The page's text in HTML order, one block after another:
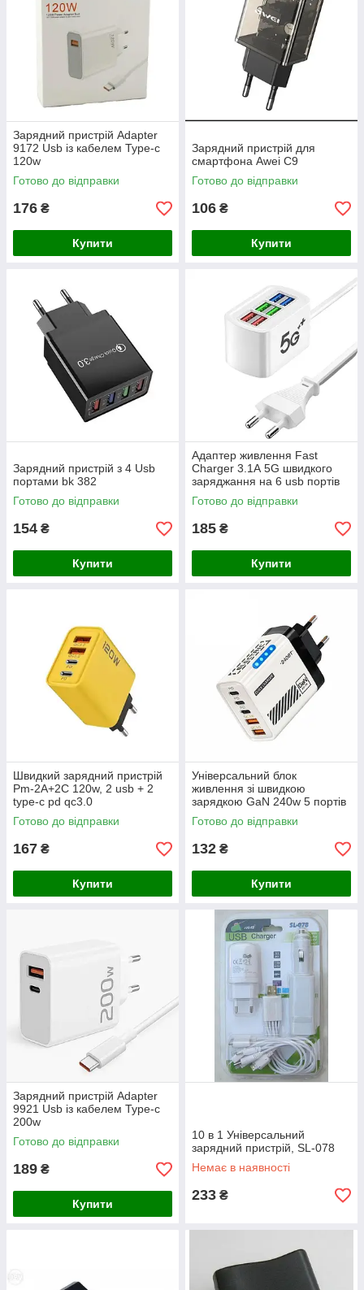
Зарядний пристрій Adapter
9172 Usb із кабелем Type-c
120w
Готово до відправки
176 ₴
Купити
Зарядний пристрій для
смартфона Awei C9
Готово до відправки
106 ₴
Купити
Зарядний пристрій з 4 Usb
портами bk 382
Готово до відправки
154 ₴
Купити
Адаптер живлення Fast
Charger 3.1А 5G швидкого
заряджання на 6 usb портів
Готово до відправки
185 ₴
Купити
Швидкий зарядний пристрій
Pm-2A+2C 120w, 2 usb + 2
type-c pd qc3.0
Готово до відправки
167 ₴
Купити
Універсальний блок
живлення зі швидкою
зарядкою GaN 240w 5 портів
(2Usb + 3Type-C, qc 3.0)
Готово до відправки
132 ₴
Купити
Зарядний пристрій Adapter
9921 Usb із кабелем Type-c
200w
Готово до відправки
189 ₴
Купити
10 в 1 Універсальний
зарядний пристрій, SL-078
Немає в наявності
233 ₴